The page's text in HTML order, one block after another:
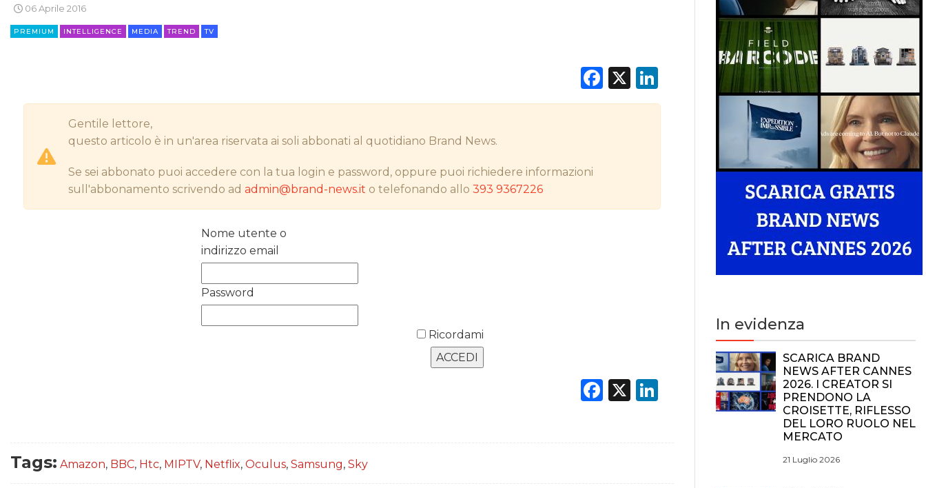
NORMATIVE
OPINIONI
06 Aprile 2016
PREMIUM INTELLIGENCE MEDIA TREND TV
Facebook
X LinkedIn
Gentile lettore,
questo articolo è in un'area riservata ai soli abbonati al quotidiano Brand News.
Se sei abbonato puoi accedere con la tua login e password, oppure puoi richiedere informazioni
sull'abbonamento scrivendo adadmin@brand-news.it o telefonando allo393 9367226
Nome utente o
indirizzo email
Password
Ricordami
Facebook
X LinkedIn
Tags: Amazon, BBC, Htc, MIPTV, Netflix, Oculus, Samsung, Sky
In evidenza
SCARICA BRAND
NEWS AFTER CANNES
2026. I CREATOR SI
PRENDONO LA
CROISETTE, RIFLESSO
DEL LORO RUOLO NEL
MERCATO
21 Luglio 2026